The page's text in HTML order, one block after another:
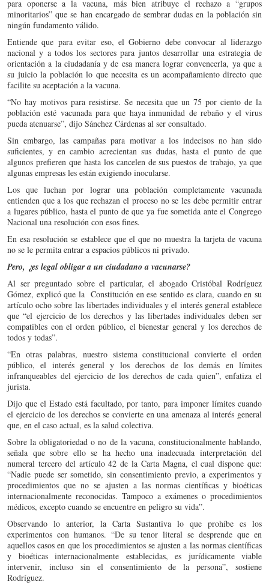
para oponerse a la vacuna, más bien atribuye el rechazo a “grupos
minoritarios” que se han encargado de sembrar dudas en la población sin
ningún fundamento válido.
Entiende que para evitar eso, el Gobierno debe convocar al liderazgo
nacional y a todos los sectores para juntos desarrollar una estrategia de
orientación a la ciudadanía y de esa manera lograr convencerla, ya que a
su juicio la población lo que necesita es un acompañamiento directo que
facilite su aceptación a la vacuna.
“No hay motivos para resistirse. Se necesita que un 75 por ciento de la
población esté vacunada para que haya inmunidad de rebaño y el virus
pueda atenuarse”, dijo Sánchez Cárdenas al ser consultado.
Sin embargo, las campañas para motivar a los indecisos no han sido
suficientes, y en cambio acrecientan sus dudas, hasta el punto de que
algunos prefieren que hasta los cancelen de sus puestos de trabajo, ya que
algunas empresas les están exigiendo inocularse.
Los que luchan por lograr una población completamente vacunada
entienden que a los que rechazan el proceso no se les debe permitir entrar
a lugares público, hasta el punto de que ya fue sometida ante el Congrego
Nacional una resolución con esos fines.
En esa resolución se establece que el que no muestra la tarjeta de vacuna
no se le permita entrar a espacios públicos ni privado.
Pero, ¿es legal obligar a un ciudadano a vacunarse?
Al ser preguntado sobre el particular, el abogado Cristóbal Rodríguez
Gómez, explicó que la Constitución en ese sentido es clara, cuando en su
artículo ocho sobre las libertades individuales y el interés general establece
que “el ejercicio de los derechos y las libertades individuales deben ser
compatibles con el orden público, el bienestar general y los derechos de
todos y todas”.
“En otras palabras, nuestro sistema constitucional convierte el orden
público, el interés general y los derechos de los demás en límites
infranqueables del ejercicio de los derechos de cada quien”, enfatiza el
jurista.
Dijo que el Estado está facultado, por tanto, para imponer límites cuando
el ejercicio de los derechos se convierte en una amenaza al interés general
que, en el caso actual, es la salud colectiva.
Sobre la obligatoriedad o no de la vacuna, constitucionalmente hablando,
señala que sobre ello se ha hecho una inadecuada interpretación del
numeral tercero del artículo 42 de la Carta Magna, el cual dispone que:
“Nadie puede ser sometido, sin consentimiento previo, a experimentos y
procedimientos que no se ajusten a las normas científicas y bioéticas
internacionalmente reconocidas. Tampoco a exámenes o procedimientos
médicos, excepto cuando se encuentre en peligro su vida”.
Observando lo anterior, la Carta Sustantiva lo que prohíbe es los
experimentos con humanos. “De su tenor literal se desprende que en
aquellos casos en que los procedimientos se ajusten a las normas científicas
y bioéticas internacionalmente establecidas, es jurídicamente viable
intervenir, incluso sin el consentimiento de la persona”, sostiene
Rodríguez.